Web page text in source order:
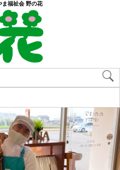
ま福祉会 野の花